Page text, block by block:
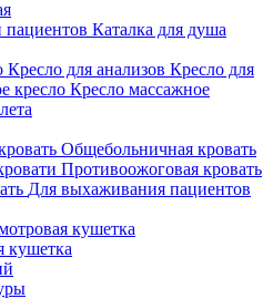
пациентов Каталка для душа
Кресло для анализов Кресло для
кресло Кресло массажное
Общебольничная кровать
Противоожоговая кровать
Для выхаживания пациентов
кушетка
кушетка